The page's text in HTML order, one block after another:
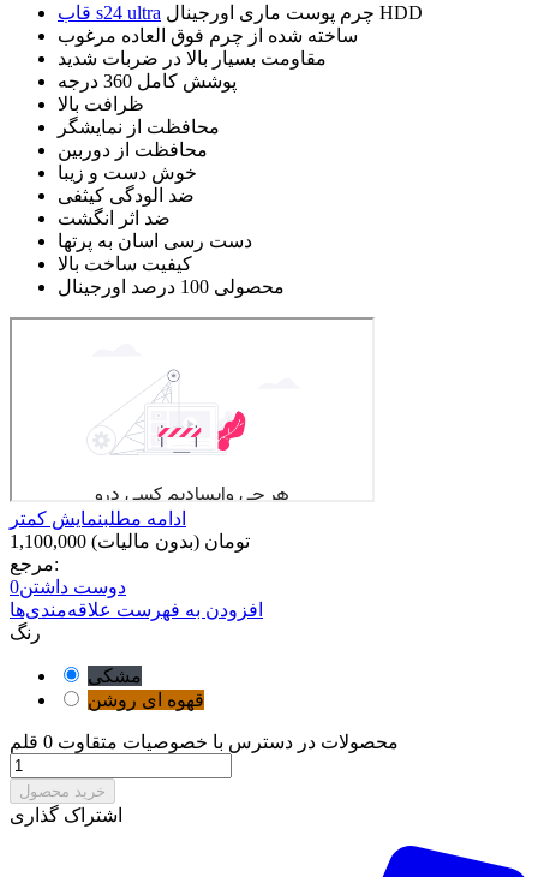
قاب s24 ultra
چرم پوست ماری اورجینال HDD
ساخته شده از چرم فوق العاده مرغوب
مقاومت بسیار بالا در ضربات شدید
پوشش کامل 360 درجه
ظرافت بالا
محافظت از نمایشگر
محافظت از دوربین
خوش دست و زیبا
ضد الودگی کیثفی
ضد اثر انگشت
دست رسی اسان به پرتها
کیفیت ساخت بالا
محصولی 100 درصد اورجینال
ادامه مطلبنمایش کمتر
1,100,000 تومان (بدون مالیات)
مرجع:
دوست داشتن0
افزودن به فهرست علاقه‌مندی‌ها
رنگ
مشکی
قهوه ای روشن
محصولات در دسترس با خصوصیات متقاوت 0 قلم
خرید محصول
اشتراک گذاری